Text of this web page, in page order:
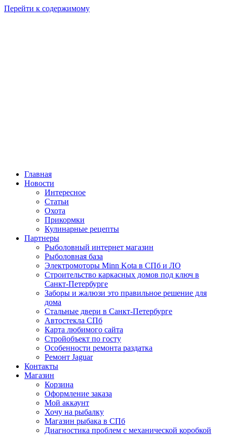
Перейти к содержимому
Главная
Новости
Интересное
Статьи
Охота
Прикормки
Кулинарные рецепты
Партнеры
Рыболовный интернет магазин
Рыболовная база
Электромоторы Minn Kota в СПб и ЛО
Строительство каркасных домов под ключ в
Санкт-Петербурге
Заборы и жалюзи это правильное решение для
дома
Стальные двери в Санкт-Петербурге
Автостекла СПб
Карта любимого сайта
Стройобъект по госту
Особенности ремонта раздатка
Ремонт Jaguar
Контакты
Магазин
Корзина
Оформление заказа
Мой аккаунт
Хочу на рыбалку
Магазин рыбака в СПб
Диагностика проблем с механической коробкой